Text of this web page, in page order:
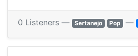
0 Listeners — Sertanejo Pop —